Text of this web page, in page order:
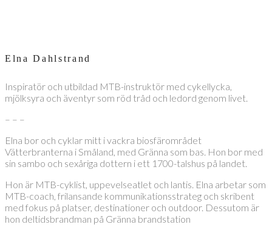
Elna Dahlstrand
Inspiratör och utbildad MTB-instruktör med cykellycka,
mjölksyra och äventyr som röd tråd och ledord genom livet.
– – –
Elna bor och cyklar mitt i vackra biosfärområdet
Vätterbranterna i Småland, med Gränna som bas. Hon bor med
sin sambo och sexåriga dottern i ett 1700-talshus på landet.
Hon är MTB-cyklist, uppevelseatlet och lantis. Elna arbetar som
MTB-coach, frilansande kommunikationsstrateg och skribent
med fokus på platser, destinationer och outdoor. Dessutom är
hon deltidsbrandman på Gränna brandstation